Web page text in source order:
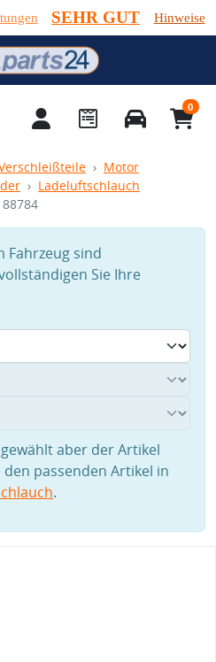
SEHR GUT Hinweise
0
Motor
Ladeluftschlauch
Fahrzeug sind
Sie Ihre
aber der Artikel
den passenden Artikel in
.